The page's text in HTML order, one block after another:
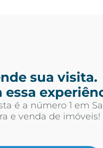
sua visita.
essa
é a número 1 em
e venda de imóveis!